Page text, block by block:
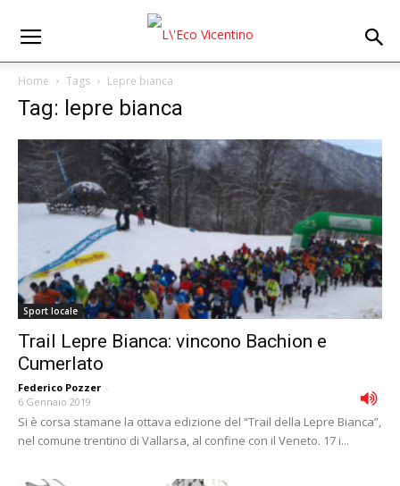
Home Tags Lepre bianca
Tag: lepre bianca
Sport locale
Trail Lepre Bianca: vincono Bachion e
Cumerlato
Federico Pozzer -
6 Gennaio 2019
Si è corsa stamane la ottava edizione del “Trail della Lepre Bianca”,
nel comune trentino di Vallarsa, al confine con il Veneto. 17 i...